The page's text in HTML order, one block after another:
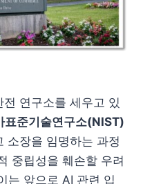
연구소를 세우고 있
표준기술연구소(NIST)
소장을 임명하는 과정
중립성을 훼손할 우려
는 앞으로 AI 관련 입